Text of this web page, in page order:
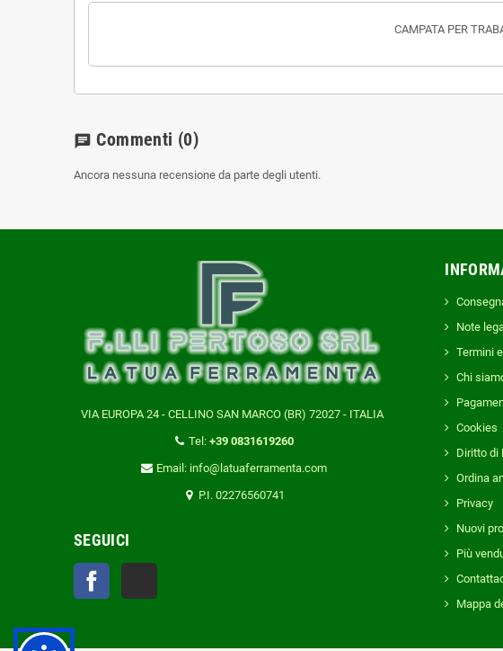
CAMPATA PER
chat Commenti (0)
Ancora nessuna recensione da parte degli utenti.
VIA EUROPA 24 - CELLINO SAN MARCO (BR) 72027 - ITALIA
Tel:+39 0831619260
Email: info@latuaferramenta.com
P.I. 02276560741
SEGUICI
Note
Termini
Chi
Cookies
Diritto di
Ordina
Privacy
Nuovi
Più
Mappa